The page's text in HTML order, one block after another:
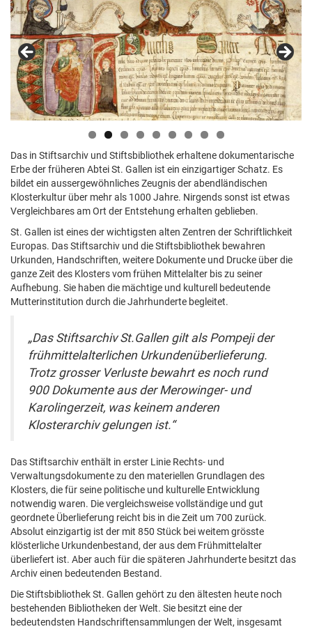
Das in Stiftsarchiv und Stiftsbibliothek erhaltene dokumentarische
Erbe der früheren Abtei St. Gallen ist ein einzigartiger Schatz. Es
bildet ein aussergewöhnliches Zeugnis der abendländischen
Klosterkultur über mehr als 1000 Jahre. Nirgends sonst ist etwas
Vergleichbares am Ort der Entstehung erhalten geblieben.
St. Gallen ist eines der wichtigsten alten Zentren der Schriftlichkeit
Europas. Das Stiftsarchiv und die Stiftsbibliothek bewahren
Urkunden, Handschriften, weitere Dokumente und Drucke über die
ganze Zeit des Klosters vom frühen Mittelalter bis zu seiner
Aufhebung. Sie haben die mächtige und kulturell bedeutende
Mutterinstitution durch die Jahrhunderte begleitet.
„Das Stiftsarchiv St.Gallen gilt als Pompeji der
frühmittelalterlichen Urkundenüberlieferung.
Trotz grosser Verluste bewahrt es noch rund
900 Dokumente aus der Merowinger- und
Karolingerzeit, was keinem anderen
Klosterarchiv gelungen ist.“
Das Stiftsarchiv enthält in erster Linie Rechts- und
Verwaltungsdokumente zu den materiellen Grundlagen des
Klosters, die für seine politische und kulturelle Entwicklung
notwendig waren. Die vergleichsweise vollständige und gut
geordnete Überlieferung reicht bis in die Zeit um 700 zurück.
Absolut einzigartig ist der mit 850 Stück bei weitem grösste
klösterliche Urkundenbestand, der aus dem Frühmittelalter
überliefert ist. Aber auch für die späteren Jahrhunderte besitzt das
Archiv einen bedeutenden Bestand.
Die Stiftsbibliothek St. Gallen gehört zu den ältesten heute noch
bestehenden Bibliotheken der Welt. Sie besitzt eine der
bedeutendsten Handschriftensammlungen der Welt, insgesamt